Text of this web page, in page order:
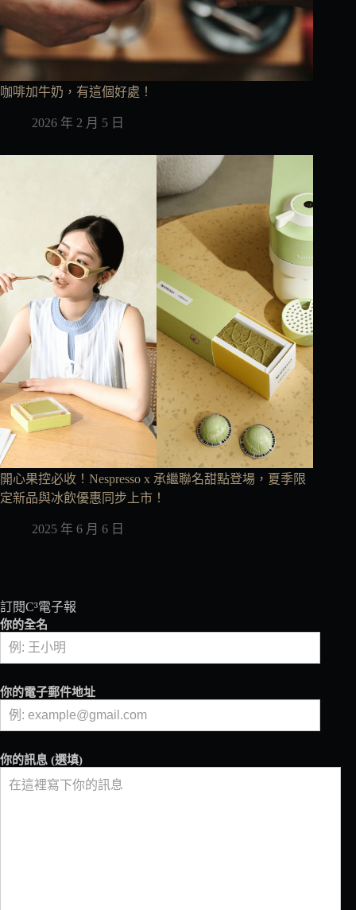
咖啡加牛奶，有這個好處！
2026 年 2 月 5 日
開心果控必收！Nespresso x 承繼聯名甜點登場，夏季限
定新品與冰飲優惠同步上市！
2025 年 6 月 6 日
訂閱C³電子報
你的全名
你的電子郵件地址
你的訊息 (選填)